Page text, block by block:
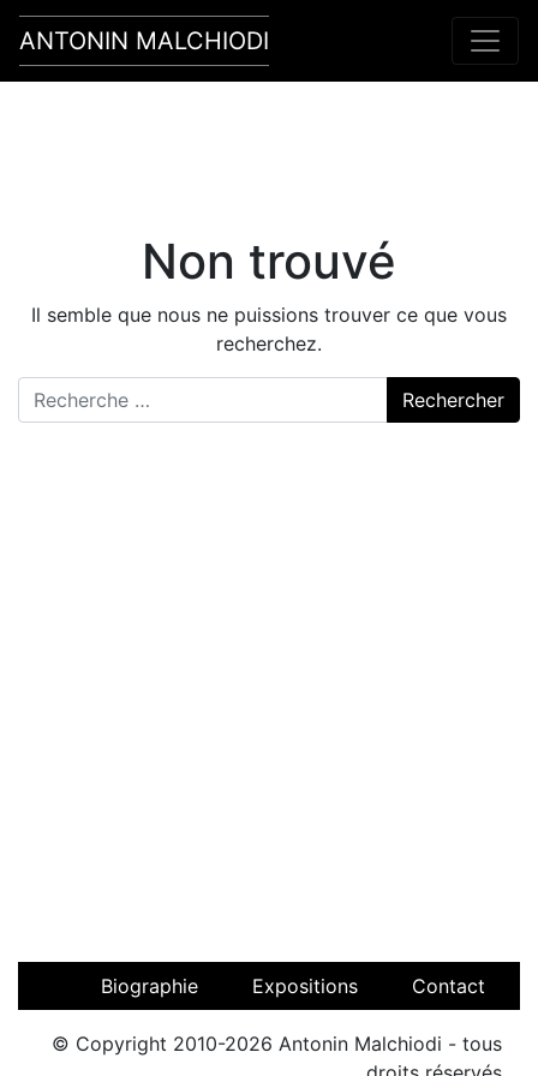
Main Navigation
ANTONIN MALCHIODI
Non trouvé
Il semble que nous ne puissions trouver ce que vous
recherchez.
Biographie Expositions Contact
© Copyright 2010-2026 Antonin Malchiodi - tous